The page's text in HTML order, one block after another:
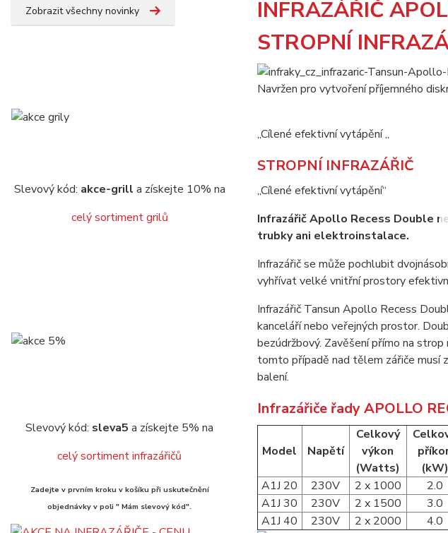
Zobrazit všechny novinky
Slevový kód: akce-grill a získejte 10% na
celý sortiment grilů
Slevový kód: sleva5 a získejte 5% na
celý sortiment infrazářičů
Zadejte v prvním kroku v košíku při uskutečnění
objednávky v poli " Mám slevový kód".
INFRAZÁŘIČ
STROPNÍ
Navržen pro vytvoření příjemného
„Cílené efektivní vytápění „
STROPNÍ INFRAZÁŘIČ
„Cílené efektivní vytápění“
Infrazářič Apollo Recess Double
trubky ani elektroinstalace.
Infrazářič se může pochlubit
vyhřívat velké vnitřní prostory
Infrazářič Tansun Apollo Recess
kanceláří nebo veřejných prostor.
bezúdržbový. Zavěšení přímo na
tomto případě nad tělem zářiče musí
balení.
Infrazářiče řady APOLLO
Model Napětí
Celkový
výkon
(Watts)
(kW)
A1J 20
230V 2 x 1000 2.0
A1J 30
230V 2 x 1500 3.0
A1J 40
230V 2 x 2000 4.0